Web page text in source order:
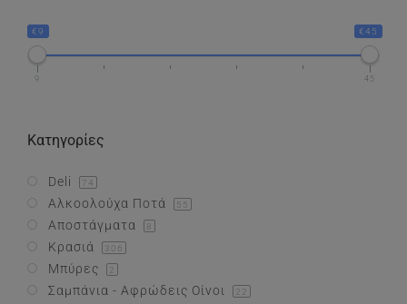
Συνθέσεις Δώρων
€9 €45
9 45
Κατηγορίες
Deli 74
Αλκοολούχα Ποτά 55
Αποστάγματα 8
Κρασιά 306
Μπύρες 2
Σαμπάνια - Αφρώδεις Οίνοι 22